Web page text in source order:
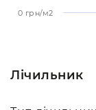
0 грн/м2
Лічильник